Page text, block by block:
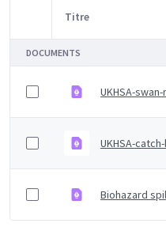
Sélection d'article
Titre
DOCUMENTS
UKHSA-
UKHSA-
Biohazard